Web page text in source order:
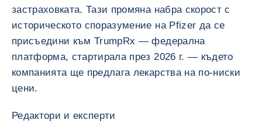
застраховката. Тази промяна набра скорост с
историческото споразумение на Pfizer да се
присъедини към TrumpRx — федерална
платформа, стартирала през 2026 г. — където
компанията ще предлага лекарства на по-ниски
цени.
Редактори и експерти